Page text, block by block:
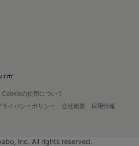
Cookieの使用について
ライバシーポリシー 会社概要
採用情報
Inc. All rights reserved.